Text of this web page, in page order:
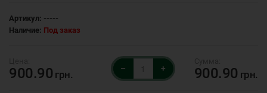
Артикул: -----
Наличие: Под заказ
900.90 грн.
– + 900.90 грн.